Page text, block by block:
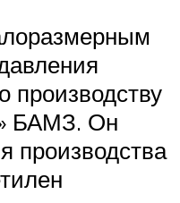
производству
БАМЗ. Он
производства